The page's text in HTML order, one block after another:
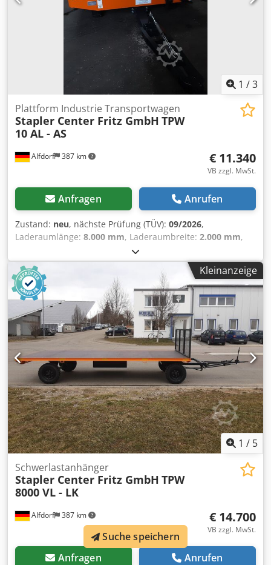
1 /3
Alfdorf 387 km
Plattform Industrie Transportwagen
Stapler Center Fritz GmbH TPW
10 AL - AS
€ 11.340
VB zzgl. MwSt.
Anfragen Anrufen
Zustand: neu, nächste Prüfung (TÜV): 09/2026,
Laderaumlänge: 8.000 mm, Laderaumbreite: 2.000 mm,
, Gesamtbreite:
Reifengröße:23x9-10, Reifenzustand:100 %, Farbe:
Orange, Baujahr:
, Plattform Transportwagen Nutzlast
10000 Kg Länge Ladefläche 8000 mm Breite Ladefläche
2000 mm Höhe Ladefläche 540 mm Transport Boden 30
mm Douglasie versenkt Verschraubt Zurrösen je
Längsseite 5 Stück Csdpfxoit Twuj Acyeha Lackierung RAL
2000 Zugdeichsel mit Höheneinstellung und Fallsicherung
Doppeltwirkender Unterlegkeil Bereifung Superelastik
23x9-10 mit Stahlfelge und Konuslager Allrad Lenkung
Spur und Lenkstangen mit Gelenkaugen einstellbar
Kleinanzeige
1 / 5
Alfdorf 387 km
Schwerlastanhänger
Stapler Center Fritz GmbH TPW
8000 VL - LK
€ 14.700
VB zzgl. MwSt.
Anfragen Anrufen
Suche speichern